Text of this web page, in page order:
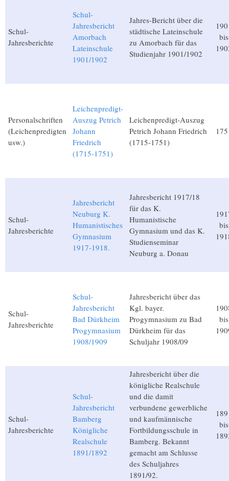
Schul-
Jahresberichte
Schul-
Jahresbericht
Amorbach
Lateinschule
1901/1902
Jahres-Bericht über die
städtische Lateinschule
zu Amorbach für das
Studienjahr 1901/1902
bis
Personalschriften
(Leichenpredigten
usw.)
Leichenpredigt-
Auszug Petrich
Johann
Friedrich
(1715-1751)
Leichenpredigt-Auszug
Petrich Johann Friedrich
(1715-1751)
Schul-
Jahresberichte
Jahresbericht
Neuburg K.
Humanistisches
Gymnasium
1917-1918.
Jahresbericht 1917/18
für das K.
Humanistische
Gymnasium und das K.
Studienseminar
Neuburg a. Donau
bis
Schul-
Jahresberichte
Schul-
Jahresbericht
Bad Dürkheim
Progymnasium
1908/1909
Jahresbericht über das
Kgl. bayer.
Progymnasium zu Bad
Dürkheim für das
Schuljahr 1908/09
bis
Schul-
Jahresberichte
Schul-
Jahresbericht
Bamberg
Königliche
Realschule
1891/1892
Jahresbericht über die
königliche Realschule
und die damit
verbundene gewerbliche
und kaufmännische
Fortbildungsschule in
Bamberg. Bekannt
gemacht am Schlusse
des Schuljahres
1891/92.
bis